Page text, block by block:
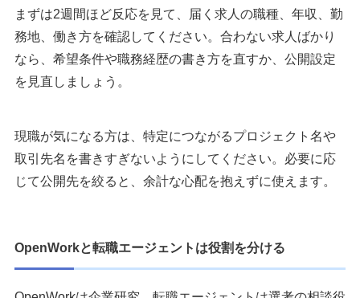
まずは2週間ほど反応を見て、届く求人の職種、年収、勤
務地、働き方を確認してください。合わない求人ばかり
なら、希望条件や職務経歴の書き方を直すか、公開設定
を見直しましょう。
現職が気になる方は、特定につながるプロジェクト名や
取引先名を書きすぎないようにしてください。必要に応
じて公開先を絞ると、余計な心配を抱えずに使えます。
OpenWorkと転職エージェントは役割を分ける